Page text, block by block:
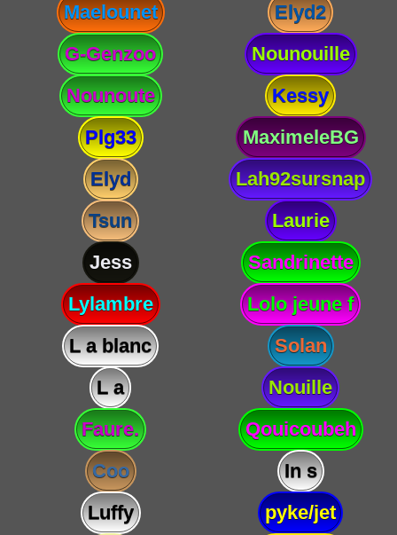
Maelounet
Elyd2
G-Genzoo
Nounouille
Nounoute
Kessy
Plg33
MaximeleBG
Elyd
Lah92sursnap
Tsun
Laurie
Jess
Sandrinette
Lylambre
Lolo jeune f
L a blanc
Solan
L a
Nouille
Faure.
Qouicoubeh
Coo
In s
Luffy
pyke/jet